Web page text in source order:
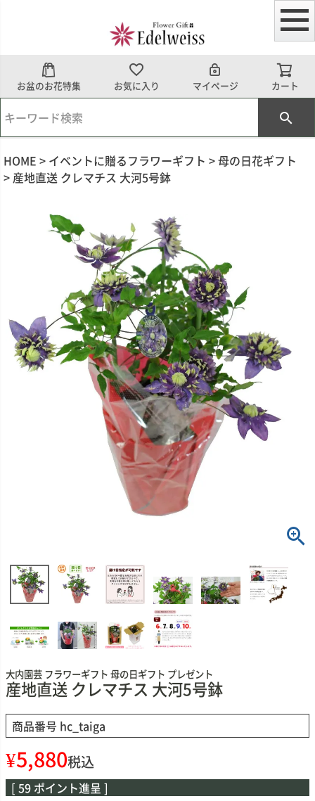
お盆のお花特集 お気に入り マイページ カート
HOME イベントに贈るフラワーギフト
母の日花ギフト
産地直送 クレマチス 大河5号鉢
大内園芸 フラワーギフト 母の日ギフト プレゼント
産地直送 クレマチス 大河5号鉢
商品番号 hc_taiga
¥5,880税込
[ 59 ポイント進呈 ]